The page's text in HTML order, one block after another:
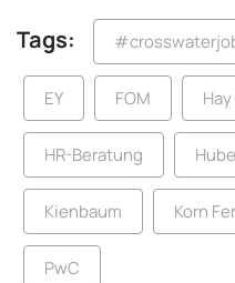
Tags:
EY FOM
HR-Beratung
Kienbaum Korn
PwC